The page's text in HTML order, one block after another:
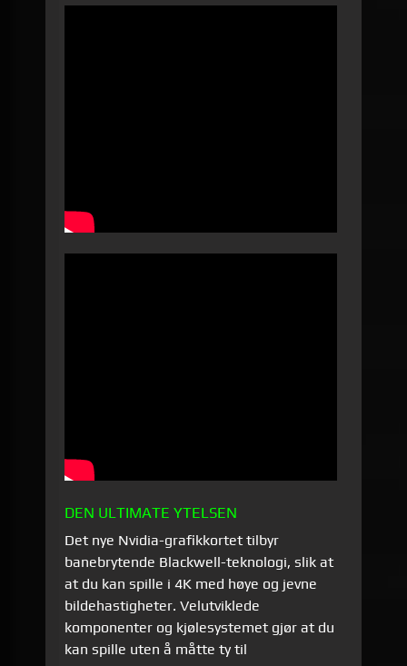
DEN ULTIMATE YTELSEN
Det nye Nvidia-grafikkortet tilbyr
banebrytende Blackwell-teknologi, slik at
at du kan spille i 4K med høye og jevne
bildehastigheter. Velutviklede
komponenter og kjølesystemet gjør at du
kan spille uten å måtte ty til